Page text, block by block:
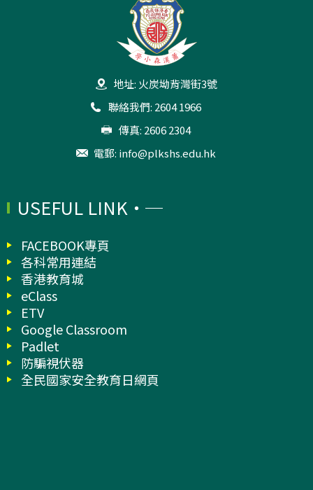
地址: 火炭坳背灣街3號
聯絡我們: 2604 1966
傳真: 2606 2304
電郵: info@plkshs.edu.hk
USEFUL LINK
FACEBOOK專頁
各科常用連結
香港教育城
eClass
ETV
Google Classroom
Padlet
防騙視伏器
全民國家安全教育日網頁